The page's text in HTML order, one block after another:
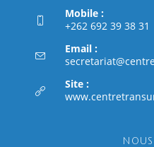
Mobile :
+262 692 39 38 31
Email :
Site :